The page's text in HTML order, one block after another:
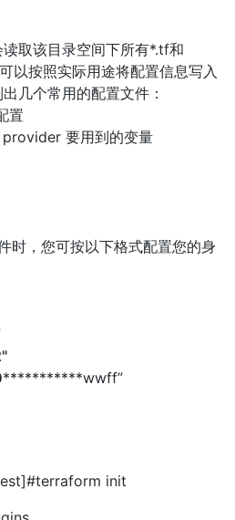
取该目录空间下所有*.tf和
以按照实际用途将配置信息写入
几个常用的配置文件：
置
要用到的变量
时，您可按以下格式配置您的身
***********wwff”
init